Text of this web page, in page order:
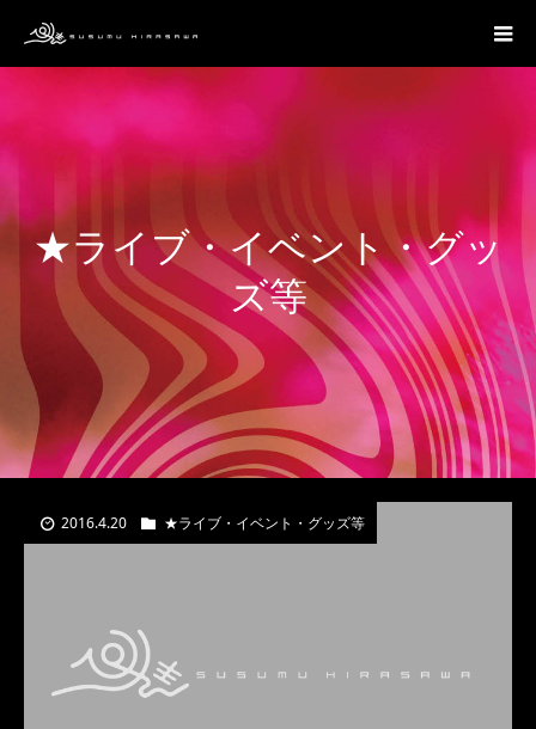
★ライブ・イベント・グッ
ズ等
2016.4.20 ★ライブ・イベント・グッズ等